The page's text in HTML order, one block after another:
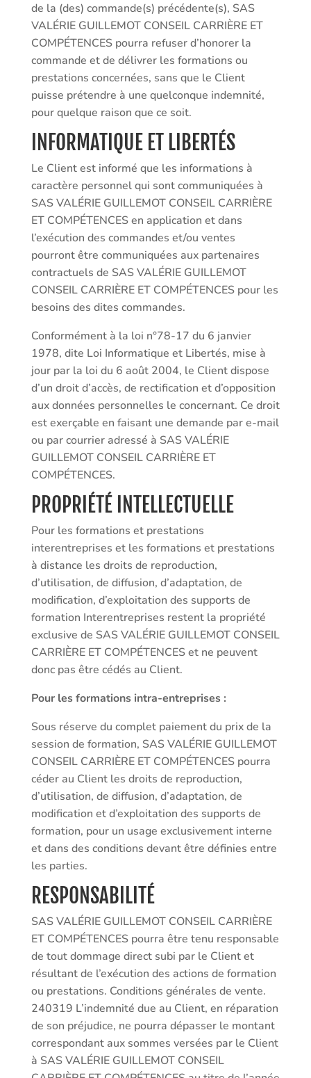
de la (des) commande(s) précédente(s), SAS
VALÉRIE GUILLEMOT CONSEIL CARRIÈRE ET
COMPÉTENCES pourra refuser d’honorer la
commande et de délivrer les formations ou
prestations concernées, sans que le Client
puisse prétendre à une quelconque indemnité,
pour quelque raison que ce soit.
INFORMATIQUE ET LIBERTÉS
Le Client est informé que les informations à
caractère personnel qui sont communiquées à
SAS VALÉRIE GUILLEMOT CONSEIL CARRIÈRE
ET COMPÉTENCES en application et dans
l’exécution des commandes et/ou ventes
pourront être communiquées aux partenaires
contractuels de SAS VALÉRIE GUILLEMOT
CONSEIL CARRIÈRE ET COMPÉTENCES pour les
besoins des dites commandes.
Conformément à la loi n°78-17 du 6 janvier
1978, dite Loi Informatique et Libertés, mise à
jour par la loi du 6 août 2004, le Client dispose
d’un droit d’accès, de rectification et d’opposition
aux données personnelles le concernant. Ce droit
est exerçable en faisant une demande par e-mail
ou par courrier adressé à SAS VALÉRIE
GUILLEMOT CONSEIL CARRIÈRE ET
COMPÉTENCES.
PROPRIÉTÉ INTELLECTUELLE
Pour les formations et prestations
interentreprises et les formations et prestations
à distance les droits de reproduction,
d’utilisation, de diffusion, d’adaptation, de
modification, d’exploitation des supports de
formation Interentreprises restent la propriété
exclusive de SAS VALÉRIE GUILLEMOT CONSEIL
CARRIÈRE ET COMPÉTENCES et ne peuvent
donc pas être cédés au Client.
Pour les formations intra-entreprises :
Sous réserve du complet paiement du prix de la
session de formation, SAS VALÉRIE GUILLEMOT
CONSEIL CARRIÈRE ET COMPÉTENCES pourra
céder au Client les droits de reproduction,
d’utilisation, de diffusion, d’adaptation, de
modification et d’exploitation des supports de
formation, pour un usage exclusivement interne
et dans des conditions devant être définies entre
les parties.
RESPONSABILITÉ
SAS VALÉRIE GUILLEMOT CONSEIL CARRIÈRE
ET COMPÉTENCES pourra être tenu responsable
de tout dommage direct subi par le Client et
résultant de l’exécution des actions de formation
ou prestations. Conditions générales de vente.
240319 L’indemnité due au Client, en réparation
de son préjudice, ne pourra dépasser le montant
correspondant aux sommes versées par le Client
à SAS VALÉRIE GUILLEMOT CONSEIL